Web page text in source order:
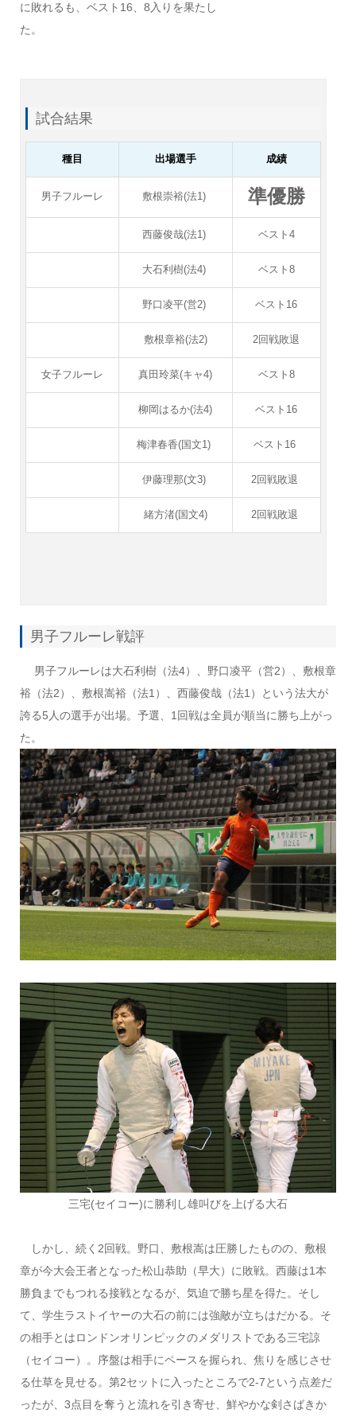
に敗れるも、ベスト16、8入りを果たし
た。
試合結果
種目 出場選手 成績
男子フルーレ 敷根崇裕(法1) 準優勝
西藤俊哉(法1) ベスト4
大石利樹(法4) ベスト8
野口凌平(営2) ベスト16
敷根章裕(法2) 2回戦敗退
女子フルーレ 真田玲菜(キャ4) ベスト8
柳岡はるか(法4) ベスト16
梅津春香(国文1) ベスト16
伊藤理那(文3) 2回戦敗退
緒方渚(国文4) 2回戦敗退
男子フルーレ戦評
男子フルーレは大石利樹（法4）、野口凌平（営2）、敷根章
裕（法2）、敷根嵩裕（法1）、西藤俊哉（法1）という法大が
誇る5人の選手が出場。予選、1回戦は全員が順当に勝ち上がっ
た。
三宅(セイコー)に勝利し雄叫びを上げる大石
しかし、続く2回戦。野口、敷根嵩は圧勝したものの、敷根
章が今大会王者となった松山恭助（早大）に敗戦。西藤は1本
勝負までもつれる接戦となるが、気迫で勝ち星を得た。そし
て、学生ラストイヤーの大石の前には強敵が立ちはだかる。そ
の相手とはロンドンオリンピックのメダリストである三宅諒
（セイコー）。序盤は相手にペースを握られ、焦りを感じさせ
る仕草を見せる。第2セットに入ったところで2-7という点差だ
ったが、3点目を奪うと流れを引き寄せ、鮮やかな剣さばきか